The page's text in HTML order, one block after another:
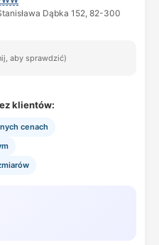
Dąbka 152, 82-300
aby sprawdzić)
klientów:
cenach